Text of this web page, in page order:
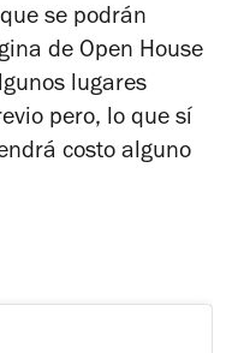
se podrán
de Open House
lugares
pero, lo que sí
costo alguno